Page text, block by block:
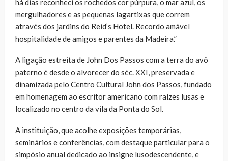
há dias reconheci os rochedos cor púrpura, o mar azul, os
mergulhadores e as pequenas lagartixas que correm
através dos jardins do Reid’s Hotel. Recordo amável
hospitalidade de amigos e parentes da Madeira.”
A ligação estreita de John Dos Passos com a terra do avô
paterno é desde o alvorecer do séc. XXI, preservada e
dinamizada pelo Centro Cultural John dos Passos, fundado
em homenagem ao escritor americano com raízes lusas e
localizado no centro da vila da Ponta do Sol.
A instituição, que acolhe exposições temporárias,
seminários e conferências, com destaque particular para o
simpósio anual dedicado ao insigne lusodescendente, e